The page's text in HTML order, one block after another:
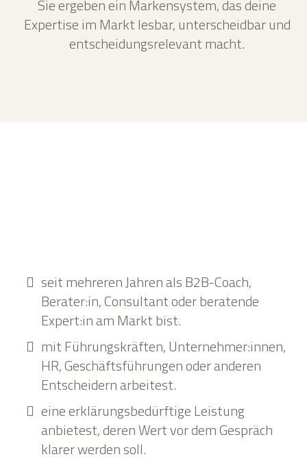
Sie ergeben ein Markensystem, das deine
Expertise im Markt lesbar, unterscheidbar und
entscheidungsrelevant macht.
seit mehreren Jahren als B2B-Coach,
Berater:in, Consultant oder beratende
Expert:in am Markt bist.
mit Führungskräften, Unternehmer:innen,
HR, Geschäftsführungen oder anderen
Entscheidern arbeitest.
eine erklärungsbedürftige Leistung
anbietest, deren Wert vor dem Gespräch
klarer werden soll.